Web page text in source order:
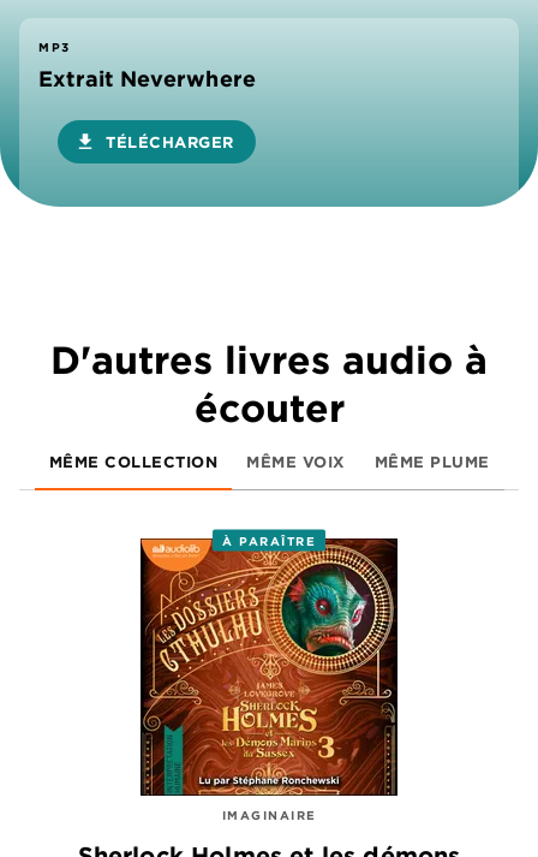
MP3
Extrait Neverwhere
download TÉLÉCHARGER
D'autres livres audio à
écouter
MÊME COLLECTION MÊME VOIX MÊME PLUME
À PARAÎTRE
IMAGINAIRE